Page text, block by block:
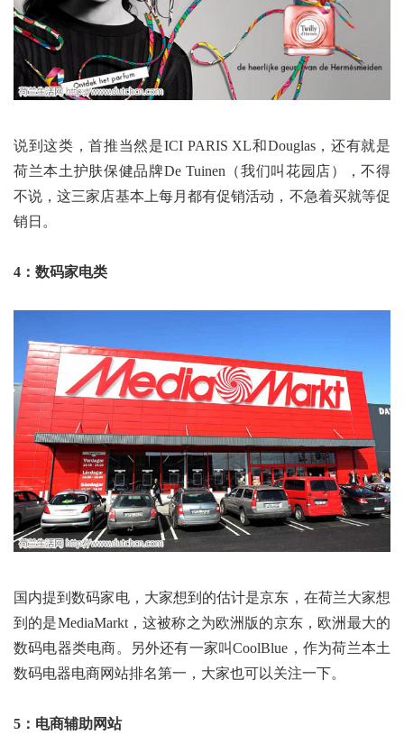
说到这类，首推当然是ICI PARIS XL和Douglas，还有就是
荷兰本土护肤保健品牌De Tuinen（我们叫花园店），不得
不说，这三家店基本上每月都有促销活动，不急着买就等促
销日。
4：数码家电类
国内提到数码家电，大家想到的估计是京东，在荷兰大家想
到的是MediaMarkt，这被称之为欧洲版的京东，欧洲最大的
数码电器类电商。另外还有一家叫CoolBlue，作为荷兰本土
数码电器电商网站排名第一，大家也可以关注一下。
5：电商辅助网站